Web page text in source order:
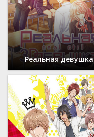
Реальная девушка